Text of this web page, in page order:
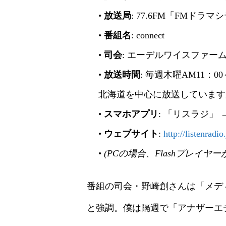
• 放送局: 77.6FM「FMドラマ
•番組名: connect
•司会: エーデルワイスファー
• 放送時間: 毎週木曜AM11：
北海道を中心に放送していま
• スマホアプリ : 「リスラジ」
• ウェブサイト :http://
•(PCの場合、Flashプレイヤー
番組の司会・野崎創さんは「メ
と強調。僕は隔週で「アナザー